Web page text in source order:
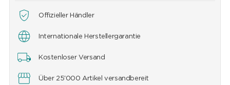
Offizieller Händler
Internationale Herstellergarantie
Kostenloser Versand
Über 25'000 Artikel versandbereit